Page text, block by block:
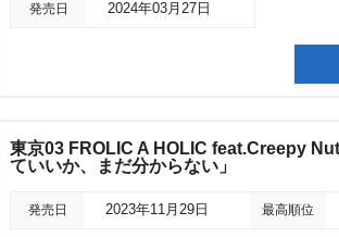
発売日 2024年03月27日
東京03 FROLIC A HOLIC feat.Creepy
ていいか、まだ分からない」
発売日 2023年11月29日 最高順位